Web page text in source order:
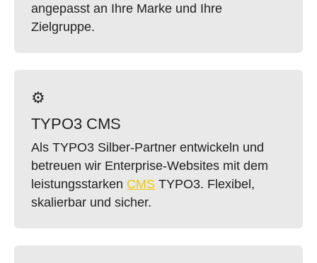
angepasst an Ihre Marke und Ihre
Zielgruppe.
⚙️
TYPO3 CMS
Als TYPO3 Silber-Partner entwickeln und
betreuen wir Enterprise-Websites mit dem
leistungsstarken CMS TYPO3. Flexibel,
skalierbar und sicher.